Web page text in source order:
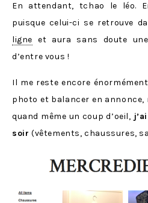
En attendant, tchao le léo.
puisque celui-ci se retrouve
ligne et aura sans doute
d’entre vous !
Il me reste encore
photo et balancer en annonce,
quand même un coup d’oeil,
soir (vêtements, chaussures,